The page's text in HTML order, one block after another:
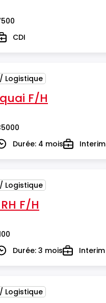
CDI
Logistique
F/H
Durée: 4 moisTypeInterim
Logistique
F/H
Durée: 3 moisTypeInterim
Logistique